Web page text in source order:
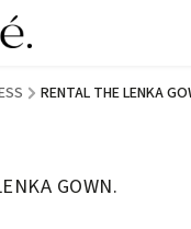
/ RENTAL THE LENKA
GOWN.